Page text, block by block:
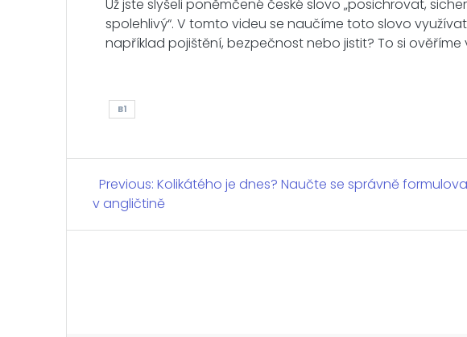
Už jste slyšeli poněmčené české slovo „posichrovat,
spolehlivý“. V tomto videu se naučíme toto slovo
například pojištění, bezpečnost nebo jistit? To si ověříme
B1
Navigace
pro
Previous: Previous
post:
Kolikátého je dnes? Naučte se správně
v angličtině